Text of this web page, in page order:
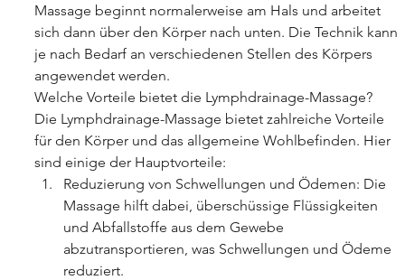
Massage beginnt normalerweise am Hals und arbeitet
sich dann über den Körper nach unten. Die Technik kann
je nach Bedarf an verschiedenen Stellen des Körpers
angewendet werden.
Welche Vorteile bietet die Lymphdrainage-Massage?
Die Lymphdrainage-Massage bietet zahlreiche Vorteile
für den Körper und das allgemeine Wohlbefinden. Hier
sind einige der Hauptvorteile:
Reduzierung von Schwellungen und Ödemen: Die
Massage hilft dabei, überschüssige Flüssigkeiten
und Abfallstoffe aus dem Gewebe
abzutransportieren, was Schwellungen und Ödeme
reduziert.